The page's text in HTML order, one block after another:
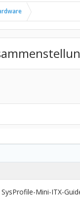
Mini-ITX-